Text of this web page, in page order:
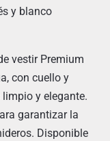
y blanco
vestir Premium
con cuello y
y elegante.
garantizar la
Disponible